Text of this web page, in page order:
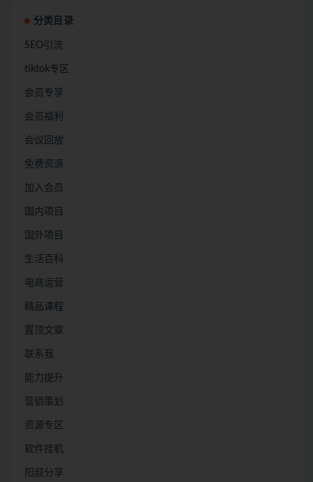
分类目录
SEO引流
tiktok专区
会员专享
会员福利
会议回放
免费资源
加入会员
国内项目
国外项目
生活百科
电商运营
精品课程
置顶文章
联系我
能力提升
营销策划
资源专区
软件挂机
阳叔分享